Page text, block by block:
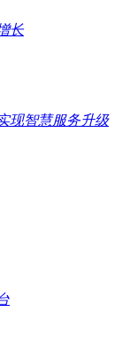
长
现智慧服务升级